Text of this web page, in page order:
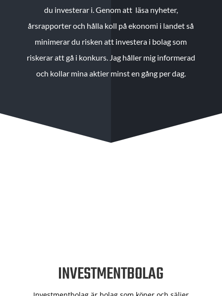
du investerar i. Genom att läsa nyheter,
årsrapporter och hålla koll på ekonomi i landet så
minimerar du risken att investera i bolag som
riskerar att gå i konkurs. Jag håller mig informerad
och kollar mina aktier minst en gång per dag.
INVESTMENTBOLAG